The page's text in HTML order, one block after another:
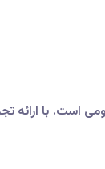
است. با ارائه